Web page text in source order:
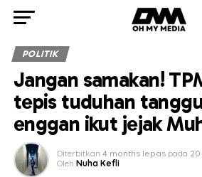
POLITIK
Jangan samakan!
tepis tuduhan
enggan ikut jejak
Diterbitkan 4 months lepas pada
Oleh Nuha Kefli